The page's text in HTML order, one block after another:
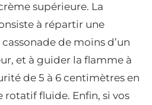
supérieure. La
à répartir une
de moins d’un
et à guider la flamme à
de 5 à 6 centimètres en
fluide. Enfin, si vos